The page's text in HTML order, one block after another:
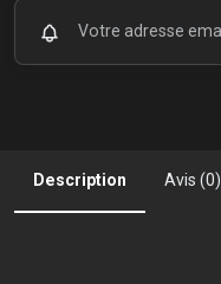
Description Avis (0)